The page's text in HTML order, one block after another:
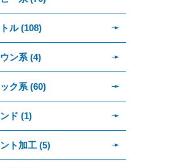
ル (108)
ン系 (4)
ク系 (60)
ド (1)
ト加工 (5)